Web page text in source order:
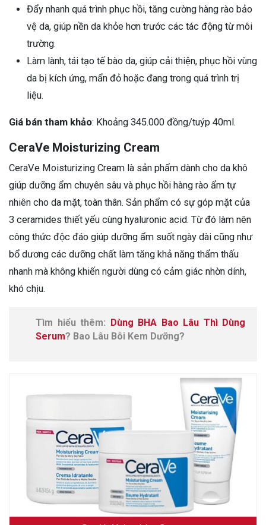
Đẩy nhanh quá trình phục hồi, tăng cường hàng rào bảo
vệ da, giúp nền da khỏe hơn trước các tác động từ môi
trường.
Làm lành, tái tạo tế bào da, giúp cải thiện, phục hồi vùng
da bị kích ứng, mẩn đỏ hoặc đang trong quá trình trị
liệu.
Giá bán tham khảo: Khoảng 345.000 đồng/tuýp 40ml.
CeraVe Moisturizing Cream
CeraVe Moisturizing Cream là sản phẩm dành cho da khô
giúp dưỡng ẩm chuyên sâu và phục hồi hàng rào ẩm tự
nhiên cho da mặt, toàn thân. Sản phẩm có sự góp mặt của
3 ceramides thiết yếu cùng hyaluronic acid. Từ đó làm nên
công thức độc đáo giúp dưỡng ẩm suốt ngày dài cũng như
bổ dương các dưỡng chất làm tăng khả năng thẩm thấu
nhanh mà không khiến người dùng có cảm giác nhờn dính,
khó chịu.
Tìm hiểu thêm:
Dùng BHA Bao Lâu Thì Dùng
Serum? Bao Lâu Bôi Kem Dưỡng?